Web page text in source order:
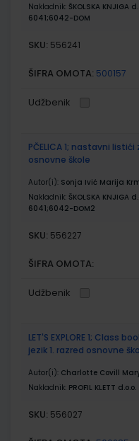
Nakladnik: ŠKOLSKA KNJIGA
6041;6042-DOM
SKU: 556241
ŠIFRA OMOTA: 500157
Udžbenik
PČELICA 1; nastavni
osnovne škole
Autor(i): Sonja Ivić Marija
Nakladnik: ŠKOLSKA KNJIGA
6041;6042-DOM2
SKU: 556227
ŠIFRA OMOTA:
Udžbenik
LET'S EXPLORE 1; Class
jezik 1. razred osnovne
Autor(i): Charlotte Covill
Nakladnik: PROFIL KLETT d.o.o.
SKU: 556027